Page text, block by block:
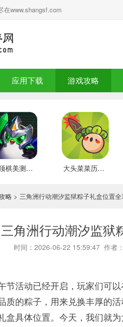
在www.shangsf.com
应用下载 游戏攻略
云顶棋美测服 最新版 大头菜菜历险记 好玩的
略 > 三角洲行动潮汐监狱粽子礼盒位置
三角洲行动潮汐监狱
时间：2026-06-22 15:59:47 作者
节活动已经开启，玩家们可
质的粽子，用来兑换丰厚的
盒具体位置。今天，我们就